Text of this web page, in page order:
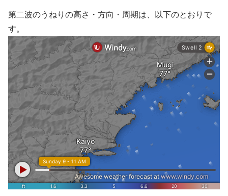
第二波のうねりの高さ・方向・周期は、以下のとおりで
す。